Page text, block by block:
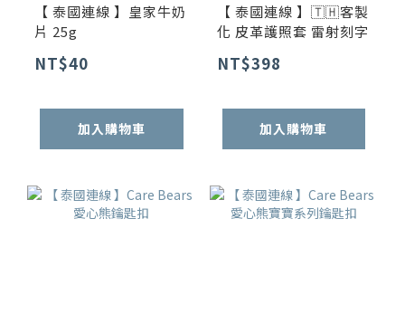
【 泰國連線 】皇家牛奶
片 25g
NT$40
加入購物車
【 泰國連線 】🇹🇭客製
化 皮革護照套 雷射刻字
NT$398
加入購物車